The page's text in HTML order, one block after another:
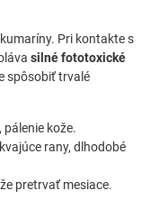
Pri kontakte s
silné fototoxické
spôsobiť trvalé
pálenie kože.
rany, dlhodobé
pretrvať mesiace.